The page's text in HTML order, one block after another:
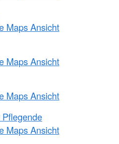
Maps Ansicht
Maps Ansicht
Maps Ansicht
Maps Ansicht